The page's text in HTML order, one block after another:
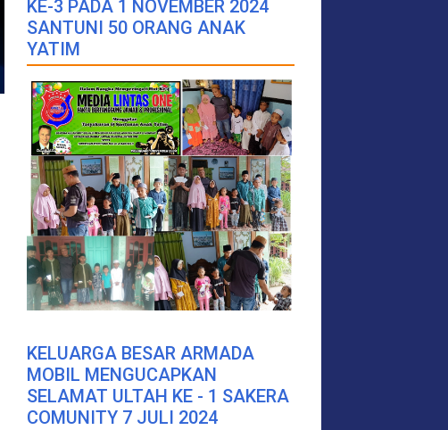
KE-3 PADA 1 NOVEMBER 2024
SANTUNI 50 ORANG ANAK
YATIM
KELUARGA BESAR ARMADA
MOBIL MENGUCAPKAN
SELAMAT ULTAH KE - 1 SAKERA
COMUNITY 7 JULI 2024